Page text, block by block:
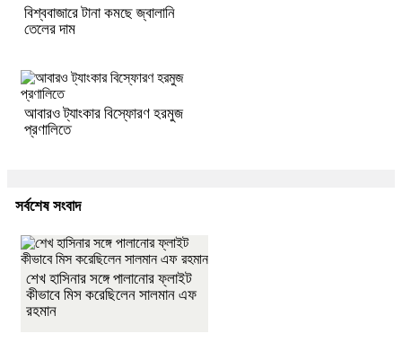
বিশ্ববাজারে টানা কমছে জ্বালানি
তেলের দাম
আবারও ট্যাংকার বিস্ফোরণ হরমুজ
প্রণালিতে
সর্বশেষ সংবাদ
শেখ হাসিনার সঙ্গে পালানোর ফ্লাইট
কীভাবে মিস করেছিলেন সালমান এফ
রহমান